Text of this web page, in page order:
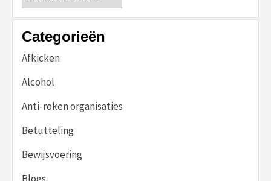
Categorieën
Afkicken
Alcohol
Anti-roken organisaties
Betutteling
Bewijsvoering